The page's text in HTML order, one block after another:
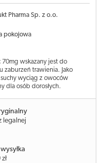
Pharma Sp. z o.o.
pokojowa
wskazany jest do
zaburzeń trawienia. Jako
wyciąg z owoców
dla osób dorosłych.
legalnej